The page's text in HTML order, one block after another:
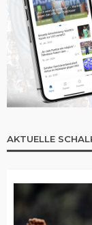
AKTUELLE